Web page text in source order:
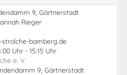
9, Gärtnerstadt
Rieger
strolche-bamberg.de
Uhr - 15:15 Uhr
e. V.
9, Gärtnerstadt